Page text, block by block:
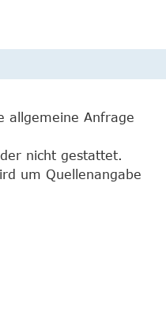
allgemeine Anfrage
nicht gestattet.
um Quellenangabe